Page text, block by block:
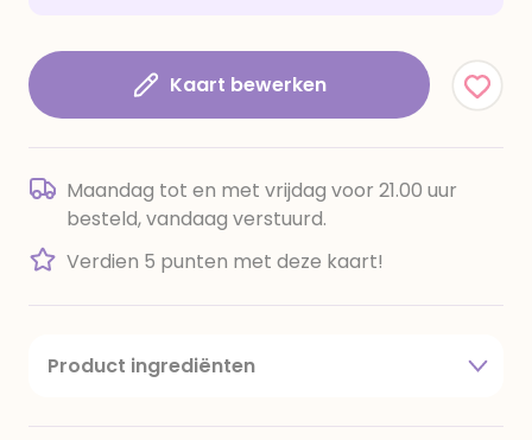
Kaart bewerken
Maandag tot en met vrijdag voor 21.00 uur
besteld, vandaag verstuurd.
Verdien 5 punten met deze kaart!
Product ingrediënten
amandelen,cacaomassa, emulgator (sojalecithine),